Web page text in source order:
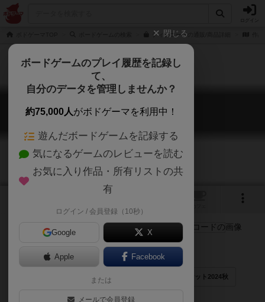
ディグコードの通販/商品詳細
ディグコード
DIGCODE
デジタル数字で論理パズル！
デジタル数字 ゲームマーケット2024秋
フォアシュピール2024秋大阪
閉じる
ボードゲームのプレイ履歴を記録し
て、
自分のデータを管理しませんか？
約75,000人がボドゲーマを利用中！
遊んだボードゲームを記録する
気になるゲームのレビューを読む
お気に入り作品・所有リストの共
有
ログイン / 会員登録（10秒）
Google X
Apple Facebook
または
メールで会員登録